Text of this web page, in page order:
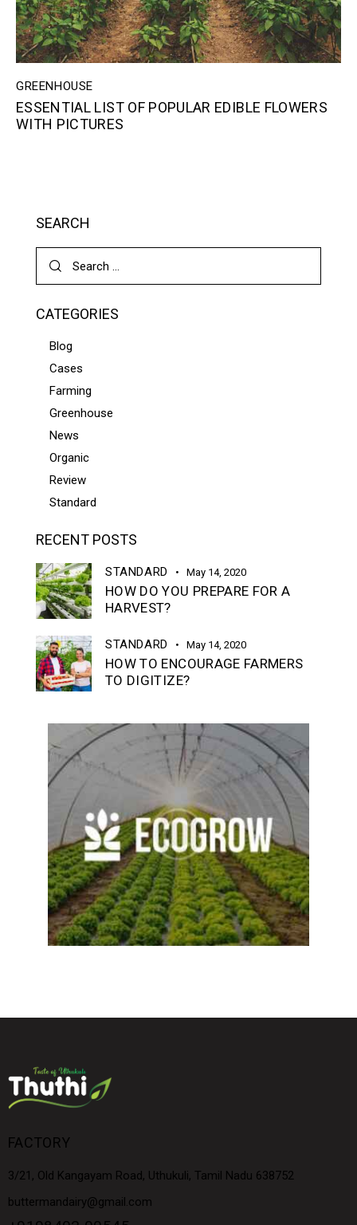
GREENHOUSE
ESSENTIAL LIST OF POPULAR EDIBLE FLOWERS
WITH PICTURES
SEARCH
CATEGORIES
Blog
Cases
Farming
Greenhouse
News
Organic
Review
Standard
RECENT POSTS
STANDARD May 14, 2020
HOW DO YOU PREPARE FOR A
HARVEST?
STANDARD May 14, 2020
HOW TO ENCOURAGE FARMERS
TO DIGITIZE?
FACTORY
3/21, Old Kangayam Road, Uthukuli, Tamil Nadu 638752
buttermandairy@gmail.com